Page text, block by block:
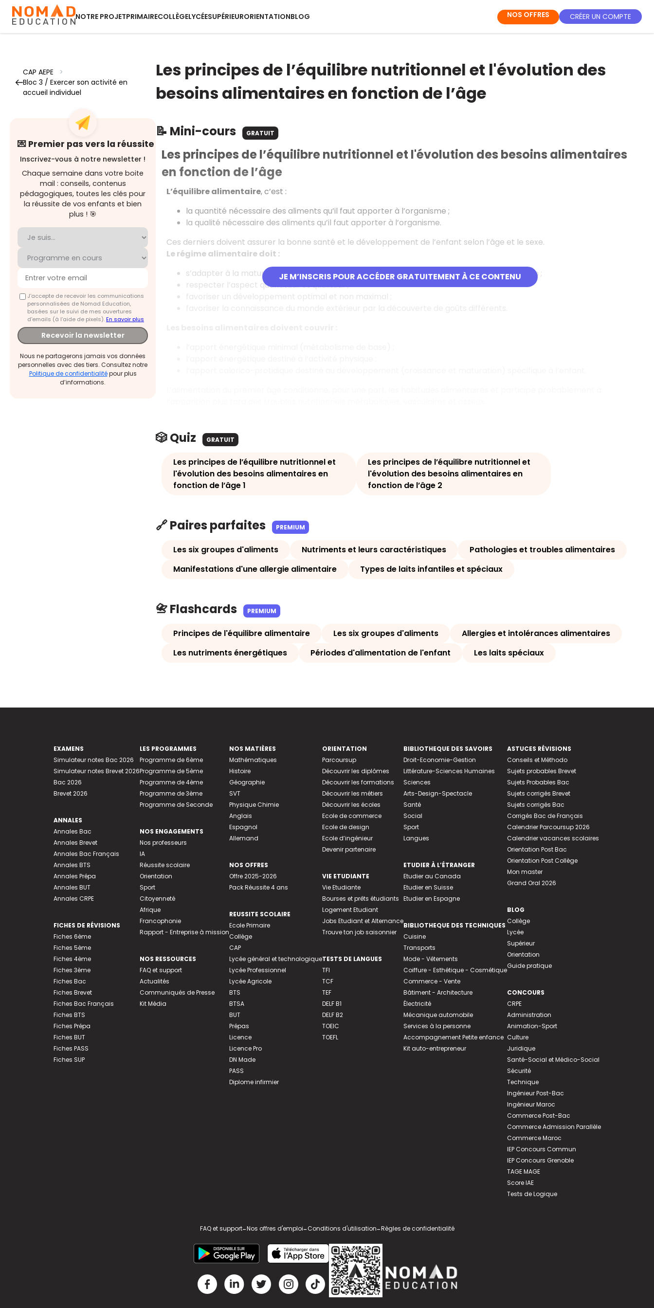
NOTRE PROJETPRIMAIRECOLLÈGELYCÉESUPÉRIEURORIENTATIONBLOG NOS OFFRES CRÉER UN COMPTE
CAP AEPE
>
Bloc 3 / Exercer son activité en
accueil individuel
💌 Premier pas vers la réussite
Inscrivez-vous à notre newsletter !
Chaque semaine dans votre boite
mail : conseils, contenus
pédagogiques, toutes les clés pour
la réussite de vos enfants et bien
plus ! 🎯
J'accepte de recevoir les communications
personnalisées de Nomad Education,
basées sur le suivi de mes ouvertures
d'emails (à l’aide de pixels).En savoir plus
Recevoir la newsletter
Nous ne partagerons jamais vos données
personnelles avec des tiers. Consultez notre
Politique de confidentialitépour plus
d’informations.
Les principes de l’équilibre nutritionnel et l'évolution des
besoins alimentaires en fonction de l’âge
📝 Mini-cours GRATUIT
JE M’INSCRIS POUR ACCÉDER GRATUITEMENT À CE CONTENU
Les principes de l’équilibre nutritionnel et l'évolution des besoins alimentaires
en fonction de l’âge
L’équilibre alimentaire, c’est :
la quantité nécessaire des aliments qu’il faut apporter à l’organisme ;
la qualité nécessaire des aliments qu’il faut apporter à l’organisme.
Ces derniers doivent assurer la bonne santé et le développement de l’enfant selon l’âge et le sexe.
Le régime alimentaire doit :
s’adapter à la maturité des fonctions digestives et rénales du nouveau-né puis du nourrisson ;
respecter l’aspect quantitatif et qualitatif;
favoriser un développement optimal et non maximal
🎲 Quiz GRATUIT
Les principes de l’équilibre nutritionnel et
l'évolution des besoins alimentaires en
fonction de l’âge 1
Les principes de l’équilibre nutritionnel et
l'évolution des besoins alimentaires en
fonction de l’âge 2
🔗 Paires parfaites PREMIUM
Les six groupes d'aliments Nutriments et leurs caractéristiques
Pathologies et troubles alimentaires
Manifestations d'une allergie alimentaire
Types de laits infantiles et spéciaux
📇 Flashcards PREMIUM
Principes de l'équilibre alimentaire Les six groupes d'aliments
Allergies et intolérances alimentaires
Les nutriments énergétiques
Périodes d'alimentation de l'enfant Les laits spéciaux
EXAMENS
Simulateur notes Bac 2026
Simulateur notes Brevet 2026
Bac 2026
Brevet 2026
ANNALES
Annales Bac
Annales Brevet
Annales Bac Français
Annales BTS
Annales Prépa
Annales BUT
Annales CRPE
FICHES DE RÉVISIONS
Fiches 6ème
Fiches 5ème
Fiches 4ème
Fiches 3ème
Fiches Bac
Fiches Brevet
Fiches Bac Français
Fiches BTS
Fiches Prépa
Fiches BUT
Fiches PASS
Fiches SUP
LES PROGRAMMES
Programme de 6ème
Programme de 5ème
Programme de 4ème
Programme de 3ème
Programme de Seconde
NOS ENGAGEMENTS
Nos professeurs
IA
Réussite scolaire
Orientation
Sport
Citoyenneté
Afrique
Francophonie
Rapport - Entreprise à mission
NOS RESSOURCES
FAQ et support
Actualités
Communiqués de Presse
Kit Média
NOS MATIÈRES
Mathématiques
Histoire
Géographie
SVT
Physique Chimie
Anglais
Espagnol
Allemand
NOS OFFRES
Offre 2025-2026
Pack Réussite 4 ans
REUSSITE SCOLAIRE
Ecole Primaire
Collège
CAP
Lycée général et technologique
Lycée Professionnel
Lycée Agricole
BTS
BTSA
BUT
Prépas
Licence
Licence Pro
DN Made
PASS
Diplome infirmier
ORIENTATION
Parcoursup
Découvrir les diplômes
Découvrir les formations
Découvrir les métiers
Découvrir les écoles
Ecole de commerce
Ecole de design
Ecole d’ingénieur
Devenir partenaire
VIE ETUDIANTE
Vie Etudiante
Bourses et prêts étudiants
Logement Etudiant
Jobs Etudiant et Alternance
Trouve ton job saisonnier
TESTS DE LANGUES
TFI
TCF
TEF
DELF B1
DELF B2
TOEIC
TOEFL
BIBLIOTHEQUE DES SAVOIRS
Droit-Economie-Gestion
Littérature-Sciences Humaines
Sciences
Arts-Design-Spectacle
Santé
Social
Sport
Langues
ETUDIER À L’ÉTRANGER
Etudier au Canada
Etudier en Suisse
Etudier en Espagne
BIBLIOTHEQUE DES TECHNIQUES
Cuisine
Transports
Mode - Vêtements
Coiffure - Esthétique - Cosmétique
Commerce - Vente
Bâtiment - Architecture
Électricité
Mécanique automobile
Services à la personne
Accompagnement Petite enfance
Kit auto-entrepreneur
ASTUCES RÉVISIONS
Conseils et Méthodo
Sujets probables Brevet
Sujets Probables Bac
Sujets corrigés Brevet
Sujets corrigés Bac
Corrigés Bac de Français
Calendrier Parcoursup 2026
Calendrier vacances scolaires
Orientation Post Bac
Orientation Post Collège
Mon master
Grand Oral 2026
BLOG
Collège
Lycée
Supérieur
Orientation
Guide pratique
CONCOURS
CRPE
Administration
Animation-Sport
Culture
Juridique
Santé-Social et Médico-Social
Sécurité
Technique
Ingénieur Post-Bac
Ingénieur Maroc
Commerce Post-Bac
Commerce Admission Parallèle
Commerce Maroc
IEP Concours Commun
IEP Concours Grenoble
TAGE MAGE
Score IAE
Tests de Logique
FAQ et support-Nos offres d'emploi-Conditions d'utilisation-Règles de confidentialité